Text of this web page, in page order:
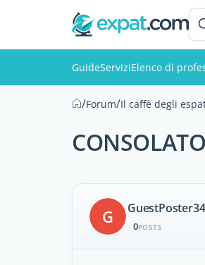
GuideServiziElenco di
/Forum/Il caffè degli
G 0POSTS